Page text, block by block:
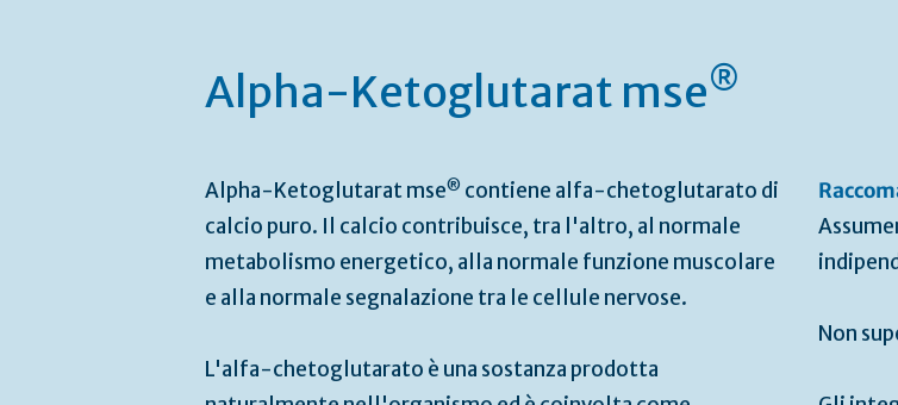
Alpha-Ketoglutarat mse®
Alpha-Ketoglutarat mse® contiene alfa-chetoglutarato di
calcio puro. Il calcio contribuisce, tra l'altro, al normale
metabolismo energetico, alla normale funzione muscolare
e alla normale segnalazione tra le cellule nervose.
L'alfa-chetoglutarato è una sostanza prodotta
Non